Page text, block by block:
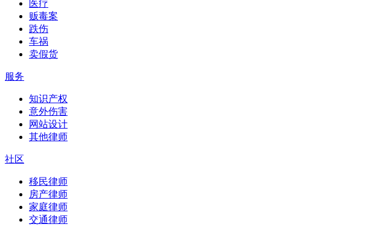
医疗
贩毒案
跌伤
车祸
卖假货
服务
知识产权
意外伤害
网站设计
其他律师
社区
移民律师
房产律师
家庭律师
交通律师